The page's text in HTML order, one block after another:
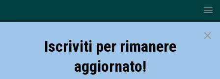
×
Iscriviti per rimanere
aggiornato!